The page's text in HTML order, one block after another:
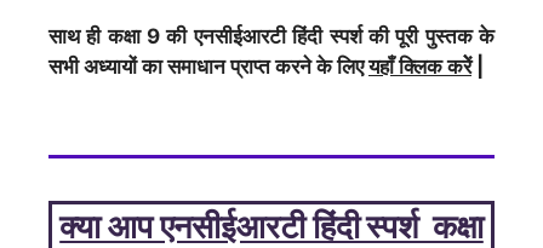
साथ ही कक्षा 9 की एनसीईआरटी हिंदी स्पर्श की पूरी पुस्तक के
सभी अध्यायों का समाधान प्राप्त करने के लिएयहाँ क्लिक करेें|
क्या आप एनसीईआरटी हिंदी स्पर्श कक्षा